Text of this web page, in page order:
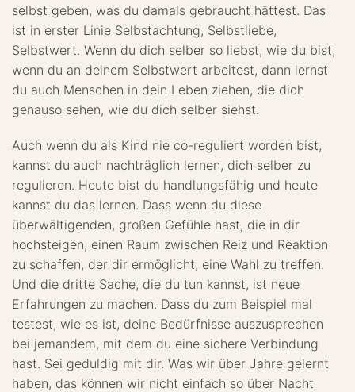
selbst geben, was du damals gebraucht hättest. Das
ist in erster Linie Selbstachtung, Selbstliebe,
Selbstwert. Wenn du dich selber so liebst, wie du bist,
wenn du an deinem Selbstwert arbeitest, dann lernst
du auch Menschen in dein Leben ziehen, die dich
genauso sehen, wie du dich selber siehst.
Auch wenn du als Kind nie co-reguliert worden bist,
kannst du auch nachträglich lernen, dich selber zu
regulieren. Heute bist du handlungsfähig und heute
kannst du das lernen. Dass wenn du diese
überwältigenden, großen Gefühle hast, die in dir
hochsteigen, einen Raum zwischen Reiz und Reaktion
zu schaffen, der dir ermöglicht, eine Wahl zu treffen.
Und die dritte Sache, die du tun kannst, ist neue
Erfahrungen zu machen. Dass du zum Beispiel mal
testest, wie es ist, deine Bedürfnisse auszusprechen
bei jemandem, mit dem du eine sichere Verbindung
hast. Sei geduldig mit dir. Was wir über Jahre gelernt
haben, das können wir nicht einfach so über Nacht